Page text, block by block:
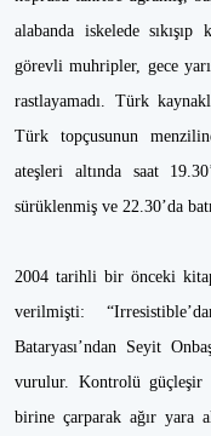
alabanda iskelede
görevli muhripler, gece
rastlayamadı. Türk
Türk topçusunun
ateşleri altında saat
sürüklenmiş ve 22.30’da
2004 tarihli bir önceki
verilmişti:
Bataryası’ndan Seyit
vurulur. Kontrolü güçleşir
birine çarparak ağır yara